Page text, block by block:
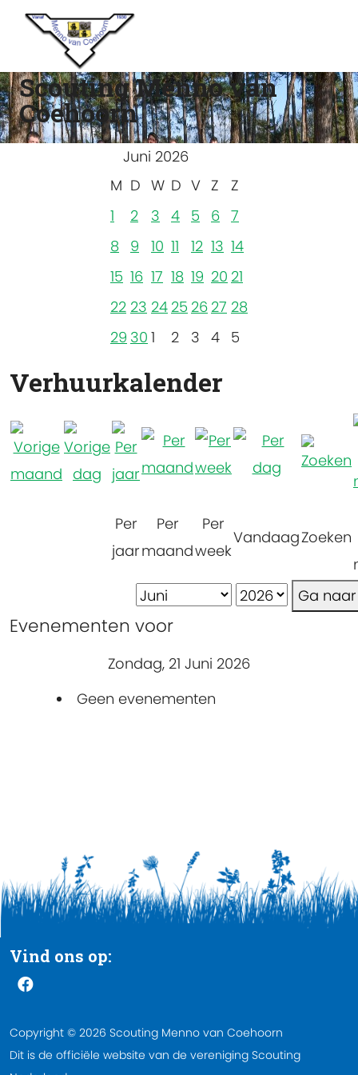
Scouting Menno van
Coehoorn
Juni 2026
M D W D V Z
Z
1
2 3 4 5 6 7
8 9 10 11 12 13 14
15 16 17 18 19 20 21
22 23 24 25 26 27 28
29 30 1 2 3 4 5
Verhuurkalender
Per
jaar
Per
maand
Per
week
VandaagZoeken
Ga
Evenementen voor
Zondag, 21 Juni 2026
Geen evenementen
Vind ons op:
Copyright © 2026 Scouting Menno van Coehoorn
Dit is de officiële website van de vereniging Scouting